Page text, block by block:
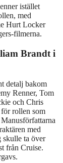
istället
med
Hurt Locker
filmerna.
Brandt i
detalj bakom
Renner, Tom
och Chris
rollen som
med
skulle ta över
från Cruise.